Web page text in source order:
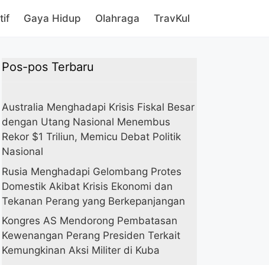
Gaya Hidup Olahraga TravKul
Pos-pos Terbaru
Australia Menghadapi Krisis Fiskal Besar
dengan Utang Nasional Menembus
Rekor $1 Triliun, Memicu Debat Politik
Nasional
Rusia Menghadapi Gelombang Protes
Domestik Akibat Krisis Ekonomi dan
Tekanan Perang yang Berkepanjangan
Kongres AS Mendorong Pembatasan
Kewenangan Perang Presiden Terkait
Kemungkinan Aksi Militer di Kuba